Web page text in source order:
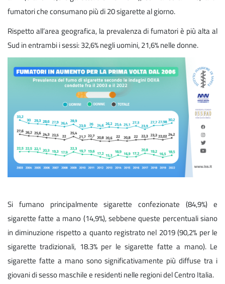
fumatori che consumano più di 20 sigarette al giorno.
Rispetto all’area geografica, la prevalenza di fumatori è più alta al
Sud in entrambi i sessi: 32,6% negli uomini, 21,6% nelle donne.
Si fumano principalmente sigarette confezionate (84,9%) e
sigarette fatte a mano (14,9%), sebbene queste percentuali siano
in diminuzione rispetto a quanto registrato nel 2019 (90,2% per le
sigarette tradizionali, 18.3% per le sigarette fatte a mano). Le
sigarette fatte a mano sono significativamente più diffuse tra i
giovani di sesso maschile e residenti nelle regioni del Centro Italia.